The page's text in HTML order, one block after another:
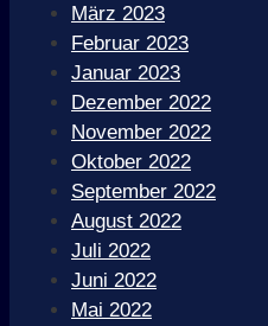
März 2023
Februar 2023
Januar 2023
Dezember 2022
November 2022
Oktober 2022
September 2022
August 2022
Juli 2022
Juni 2022
Mai 2022